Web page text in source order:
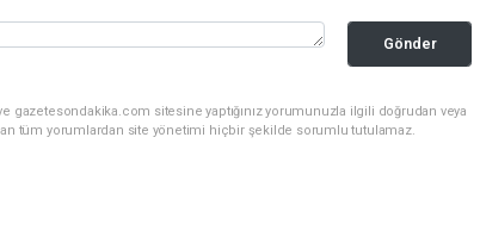
Gönder
gazetesondakika.com sitesine yaptığınız yorumunuzla ilgili doğrudan veya
tüm yorumlardan site yönetimi hiçbir şekilde sorumlu tutulamaz.